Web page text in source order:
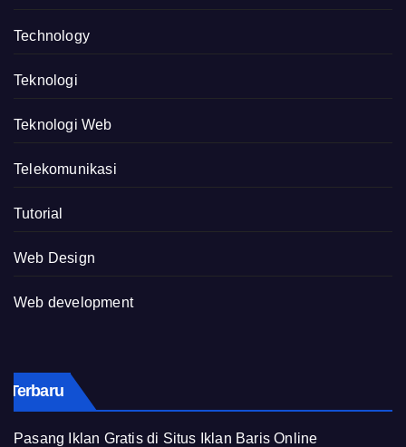
Technology
Teknologi
Teknologi Web
Telekomunikasi
Tutorial
Web Design
Web development
Terbaru
Pasang Iklan Gratis di Situs Iklan Baris Online